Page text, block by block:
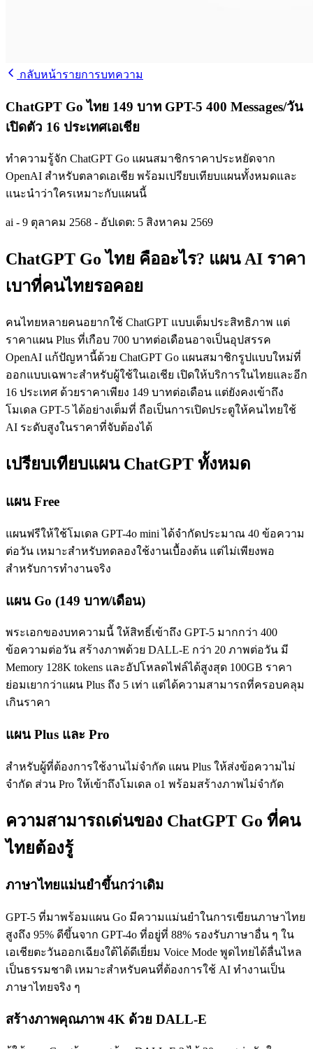
กลับหน้ารายการบทความ
ChatGPT Go ไทย 149 บาท GPT-5 400 Messages/วัน
เปิดตัว 16 ประเทศเอเชีย
ทำความรู้จัก ChatGPT Go แผนสมาชิกราคาประหยัดจาก
OpenAI สำหรับตลาดเอเชีย พร้อมเปรียบเทียบแผนทั้งหมดและ
แนะนำว่าใครเหมาะกับแผนนี้
ai - 9 ตุลาคม 2568 - อัปเดต: 5 สิงหาคม 2569
ChatGPT Go ไทย คืออะไร? แผน AI ราคา
เบาที่คนไทยรอคอย
คนไทยหลายคนอยากใช้ ChatGPT แบบเต็มประสิทธิภาพ แต่
ราคาแผน Plus ที่เกือบ 700 บาทต่อเดือนอาจเป็นอุปสรรค
OpenAI แก้ปัญหานี้ด้วย ChatGPT Go แผนสมาชิกรูปแบบใหม่ที่
ออกแบบเฉพาะสำหรับผู้ใช้ในเอเชีย เปิดให้บริการในไทยและอีก
16 ประเทศ ด้วยราคาเพียง 149 บาทต่อเดือน แต่ยังคงเข้าถึง
โมเดล GPT-5 ได้อย่างเต็มที่ ถือเป็นการเปิดประตูให้คนไทยใช้
AI ระดับสูงในราคาที่จับต้องได้
เปรียบเทียบแผน ChatGPT ทั้งหมด
แผน Free
แผนฟรีให้ใช้โมเดล GPT-4o mini ได้จำกัดประมาณ 40 ข้อความ
ต่อวัน เหมาะสำหรับทดลองใช้งานเบื้องต้น แต่ไม่เพียงพอ
สำหรับการทำงานจริง
แผน Go (149 บาท/เดือน)
พระเอกของบทความนี้ ให้สิทธิ์เข้าถึง GPT-5 มากกว่า 400
ข้อความต่อวัน สร้างภาพด้วย DALL-E กว่า 20 ภาพต่อวัน มี
Memory 128K tokens และอัปโหลดไฟล์ได้สูงสุด 100GB ราคา
ย่อมเยากว่าแผน Plus ถึง 5 เท่า แต่ได้ความสามารถที่ครอบคลุม
เกินราคา
แผน Plus และ Pro
สำหรับผู้ที่ต้องการใช้งานไม่จำกัด แผน Plus ให้ส่งข้อความไม่
จำกัด ส่วน Pro ให้เข้าถึงโมเดล o1 พร้อมสร้างภาพไม่จำกัด
ความสามารถเด่นของ ChatGPT Go ที่คน
ไทยต้องรู้
ภาษาไทยแม่นยำขึ้นกว่าเดิม
GPT-5 ที่มาพร้อมแผน Go มีความแม่นยำในการเขียนภาษาไทย
สูงถึง 95% ดีขึ้นจาก GPT-4o ที่อยู่ที่ 88% รองรับภาษาอื่น ๆ ใน
เอเชียตะวันออกเฉียงใต้ได้ดีเยี่ยม Voice Mode พูดไทยได้ลื่นไหล
เป็นธรรมชาติ เหมาะสำหรับคนที่ต้องการใช้ AI ทำงานเป็น
ภาษาไทยจริง ๆ
สร้างภาพคุณภาพ 4K ด้วย DALL-E